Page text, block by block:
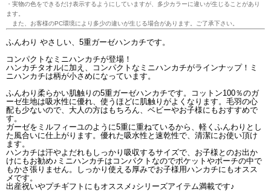
・実物の色をできるだけ表示するようにしていますが、多少カラーに違いが生じることがあり
ます。
また、お客様のPC環境により多少の違いが生じる場合があります。ご了承下さい。
ふんわり やさしい、5重ガーゼハンカチです。
コンパクトなミニハンカチが登場！
ハンカチタオルに加え、コンパクトなミニハンカチがラインナップ！ミ
ニハンカチは柄が小さめになっています。
ふんわり柔らかい肌触りの5重ガーゼハンカチです。コットン100％のガ
ーゼ生地は吸水性に優れ、使うほどに肌触りがよくなります。毛羽の心
配も少ないので、大人の方はもちろん、ベビーやお子様にもおすすめで
す。
ガーゼをミルフィーユのように5重に重ねているから、軽くふんわりとし
た風合いに仕上がります。優れた吸水性と速乾性で、清潔にお使い頂け
ます。
ハンカチは汗やよだれもしっかり吸収するサイズで、お子様とのお出か
けにもお勧め♪ミニハンカチはコンパクトなのでポケットやポーチの中で
もかさ張りません。しっかり使える厚みでお子様用ハンカチにもオスス
メです。
出産祝いやプチギフトにもオススメ♪シリーズアイテム満載です♪